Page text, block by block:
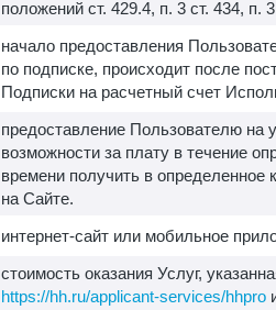
положений ст. 429.4, п. 3 ст. 434, п.
начало предоставления
по подписке, происходит после
Подписки на расчетный счет
предоставление Пользователю на
возможности за плату в течение
времени получить в определенное
на Сайте.
интернет-сайт или мобильное
стоимость оказания Услуг,
https://hh.ru/applicant-services/hhpro